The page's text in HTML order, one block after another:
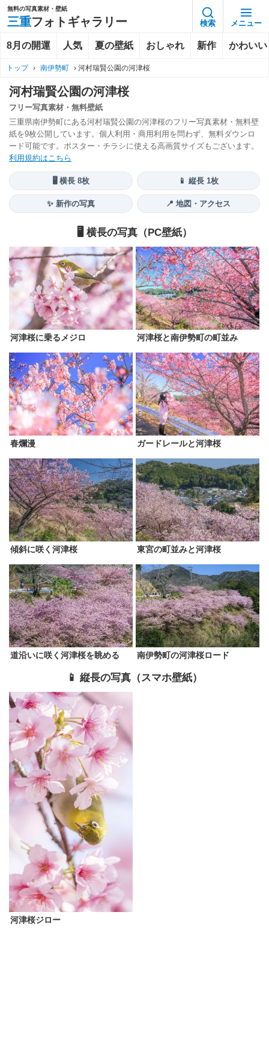
無料の写真素材・壁紙
三重フォトギャラリー 検索 メニュー
8月の開運 人気 夏の壁紙 おしゃれ 新作 かわいい
トップ › 南伊勢町 › 河村瑞賢公園の河津桜
河村瑞賢公園の河津桜
フリー写真素材・無料壁紙
三重県南伊勢町にある河村瑞賢公園の河津桜のフリー写真素材・無料壁
紙を9枚公開しています。個人利用・商用利用を問わず、無料ダウンロ
ード可能です。ポスター・チラシに使える高画質サイズもございます。
利用規約はこちら
🖥️ 横長 8枚 📱 縦長 1枚
✨ 新作の写真 📍 地図・アクセス
🖥️ 横長の写真（PC壁紙）
河津桜に乗るメジロ 河津桜と南伊勢町の町並み
春爛漫 ガードレールと河津桜
傾斜に咲く河津桜 東宮の町並みと河津桜
道沿いに咲く河津桜を眺める 南伊勢町の河津桜ロード
📱 縦長の写真（スマホ壁紙）
河津桜ジロー